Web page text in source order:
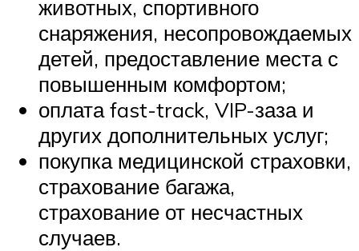
животных, спортивного
снаряжения, несопровождаемых
детей, предоставление места с
повышенным комфортом;
оплата fast-track, VIP-заза и
других дополнительных услуг;
покупка медицинской страховки,
страхование багажа,
страхование от несчастных
случаев.